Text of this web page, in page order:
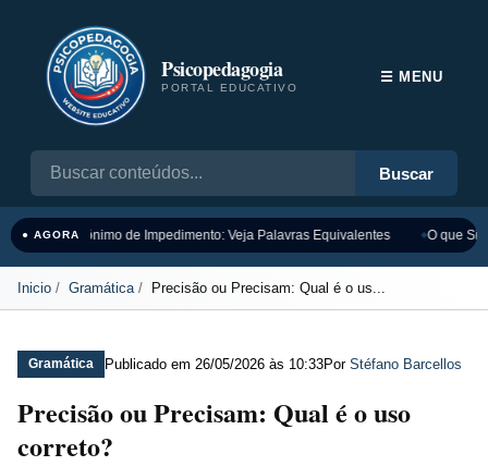
Psicopedagogia
PORTAL EDUCATIVO
Buscar
☰ MENU
● AGORASinônimo de Impedimento: Veja Palavras Equivalentes O que
Inicio Gramática Precisão ou Precisam: Qual é o us...
Gramática Publicado em 26/05/2026 às 10:33Por Stéfano Barcellos
Precisão ou Precisam: Qual é o uso
correto?